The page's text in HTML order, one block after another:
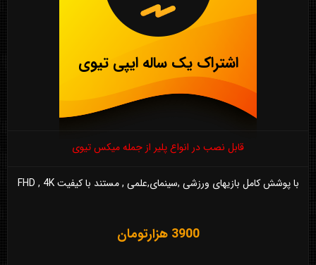
اشتراک یک ساله ایپی تیوی
قابل نصب در انواع پلیر از جمله میکس تیوی
با پوشش کامل بازیهای ورزشی ,سینمای,علمی , مستند با کیفیت FHD , 4K
3900 هزارتومان